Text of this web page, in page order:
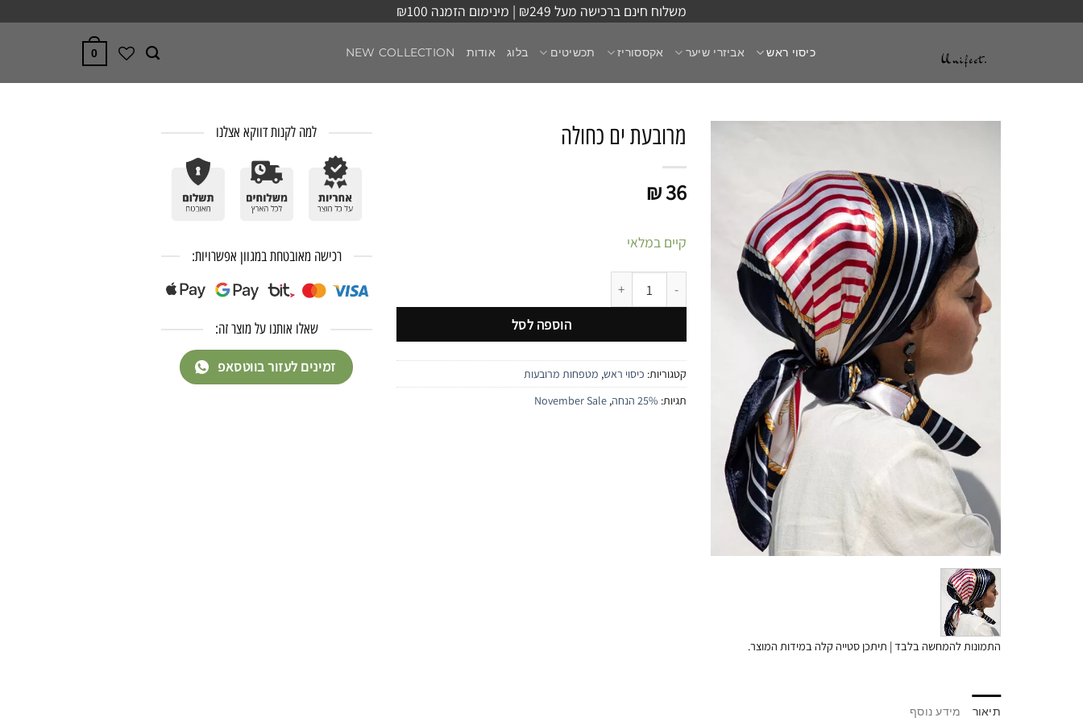
משלוח חינם ברכישה מעל ₪249 | מינימום הזמנה ₪100
כיסוי ראש אביזרי שיער אקססוריז תכשיטים בלוג אודות NEW COLLECTION
0
התמונות להמחשה בלבד | תיתכן סטייה קלה במידות המוצר.
מרובעת ים כחולה
₪36
קיים במלאי
כמות של מרובעת ים כחולה
הוספה לסל
קטגוריות: כיסוי ראש, מטפחות מרובעות
תגיות: 25% הנחה ,
November Sale
למה לקנות דווקא אצלנו
רכישה מאובטחת במגוון אפשרויות:
שאלו אותנו על מוצר זה:
זמינים לעזור בווטסאפ
תיאור מידע נוסף